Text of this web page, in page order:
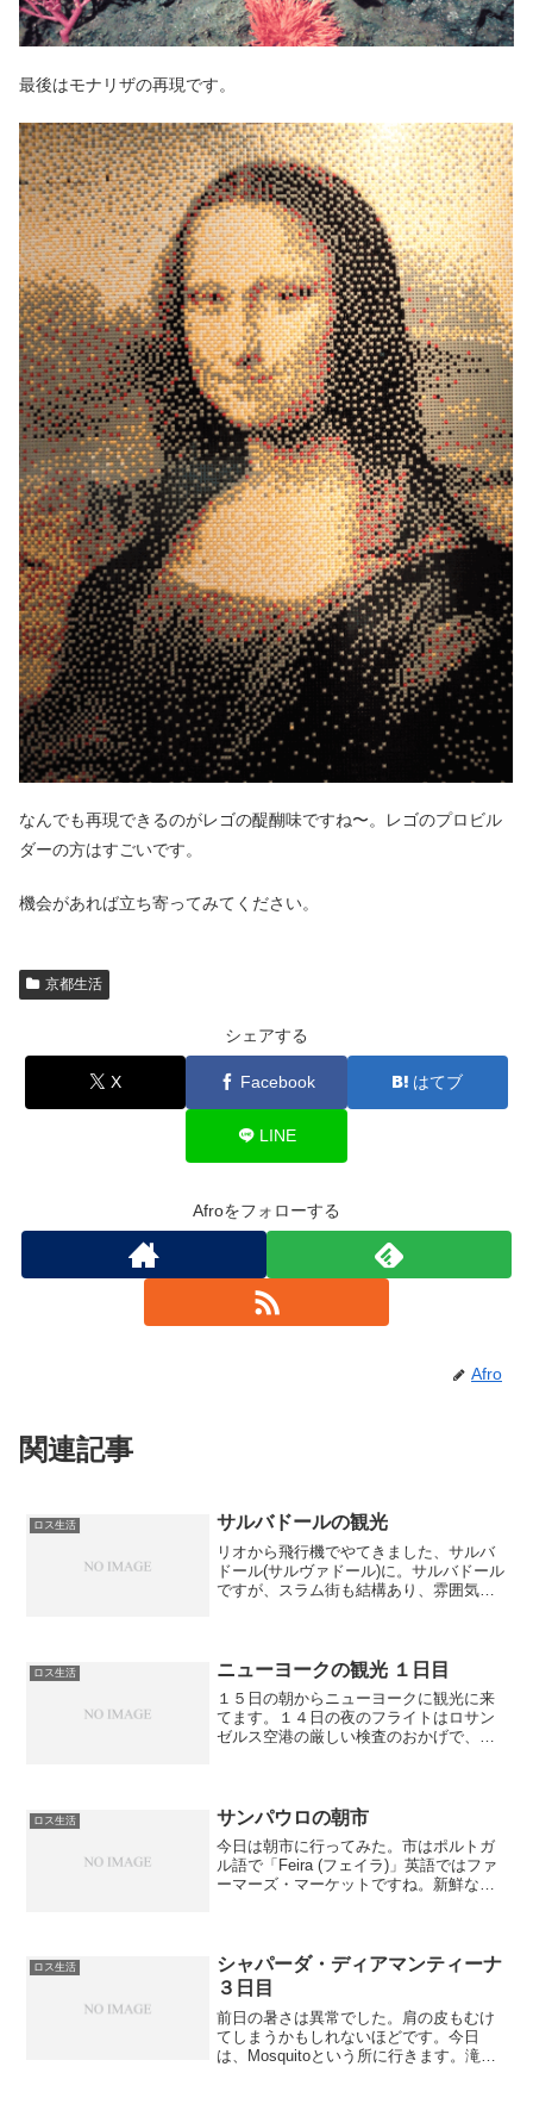
最後はモナリザの再現です。
なんでも再現できるのがレゴの醍醐味ですね〜。レゴのプロビル
ダーの方はすごいです。
機会があれば立ち寄ってみてください。
京都生活
シェアする
X Facebook はてブ
LINE
Afroをフォローする
Afro
関連記事
ロス生活 サルバドールの観光
リオから飛行機でやてきました、サルバ
ドール(サルヴァドール)に。サルバドール
ですが、スラム街も結構あり、雰囲気も
ンターも大きかったで...
ロス生活 ニューヨークの観光 １日目
１５日の朝からニューヨークに観光に来
てます。１４日の夜のフライトはロサン
ゼルス空港の厳しい検査のおかげで、予
も、寝不足、時差ボケの二...
ロス生活 サンパウロの朝市
今日は朝市に行ってみた。市はポルトガ
ル語で「Feira (フェイラ)」英語ではファ
ーマーズ・マーケットですね。新鮮な魚
ロス生活
シャパーダ・ディアマンティーナ
３日目
前日の暑さは異常でした。肩の皮もむけ
てしまうかもしれないほどです。今日
は、Mosquitoという所に行きます。滝の